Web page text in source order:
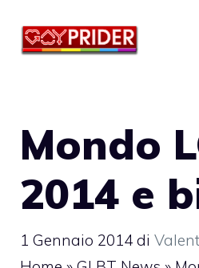
Mondo
2014 e
1 Gennaio 2014 di